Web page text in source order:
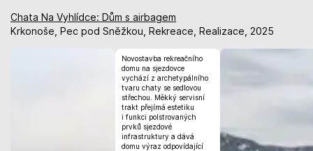
Chata Na Vyhlídce: Dům s airbagem
Krkonoše, Pec pod Sněžkou, Rekreace, Realizace, 2025
Novostavba rekreačního
domu na sjezdovce
vychází z archetypálního
tvaru chaty se sedlovou
střechou. Měkký servisní
trakt přejímá estetiku
i funkci polstrovaných
prvků sjezdové
infrastruktury a dává
domu výraz odpovídající